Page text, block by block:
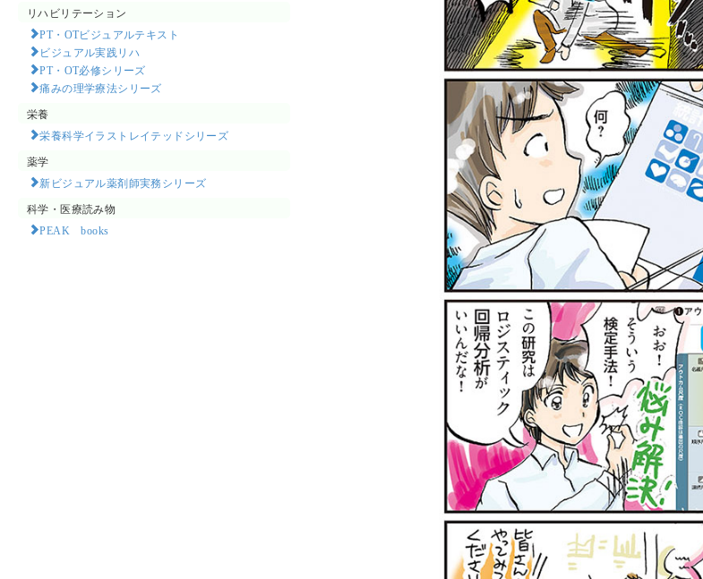
リハビリテーション
PT・OTビジュアルテキスト
ビジュアル実践リハ
PT・OT必修シリーズ
痛みの理学療法シリーズ
栄養
栄養科学イラストレイテッドシリーズ
薬学
新ビジュアル薬剤師実務シリーズ
科学・医療読み物
PEAK books​